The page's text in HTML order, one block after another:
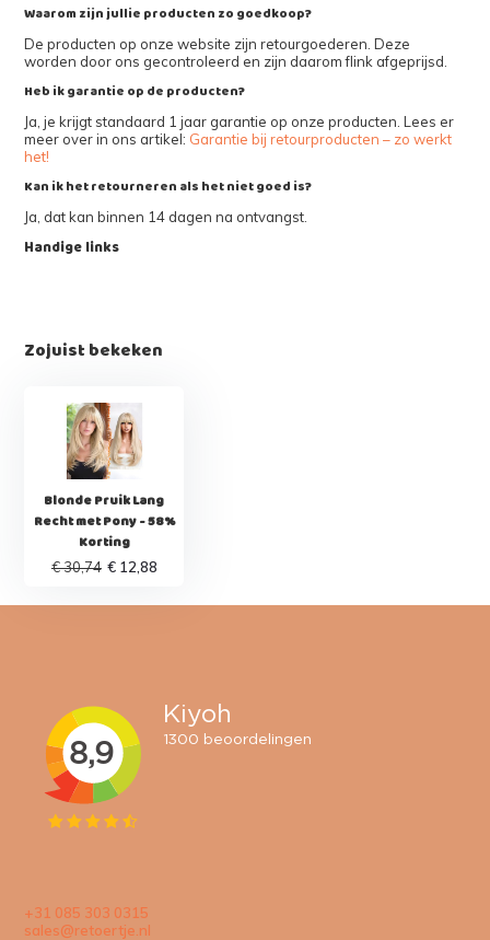
Waarom zijn jullie producten zo goedkoop?
De producten op onze website zijn retourgoederen. Deze
worden door ons gecontroleerd en zijn daarom flink afgeprijsd.
Heb ik garantie op de producten?
Ja, je krijgt standaard 1 jaar garantie op onze producten. Lees er
meer over in ons artikel: Garantie bij retourproducten – zo werkt
het!
Kan ik het retourneren als het niet goed is?
Ja, dat kan binnen 14 dagen na ontvangst.
Handige links
Zojuist bekeken
Blonde Pruik Lang
Recht met Pony - 58%
Korting
€ 30,74 € 12,88
+31 085 303 0315
sales@retoertje.nl